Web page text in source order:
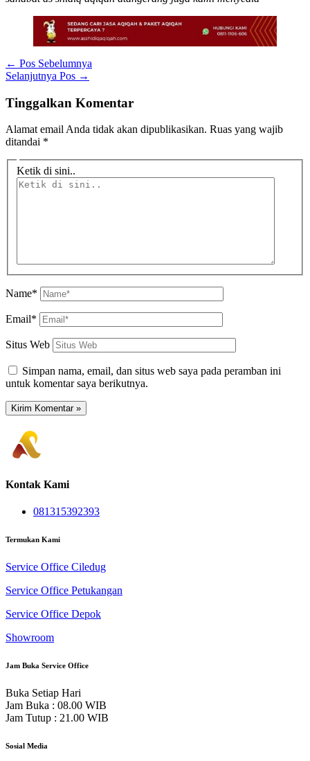
← Pos Sebelumnya
Selanjutnya Pos →
Tinggalkan Komentar
Alamat email Anda tidak akan dipublikasikan. Ruas yang wajib
ditandai *
Ketik di sini..
Name*
Email*
Situs Web
Simpan nama, email, dan situs web saya pada peramban ini
untuk komentar saya berikutnya.
Kontak Kami
081315392393
Termukan Kami
Service Office Ciledug
Service Office Petukangan
Service Office Depok
Showroom
Jam Buka Service Office
Buka Setiap Hari
Jam Buka : 08.00 WIB
Jam Tutup : 21.00 WIB
Sosial Media